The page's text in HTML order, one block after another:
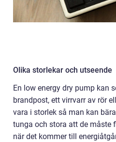
Olika storlekar och utseende
En low energy dry pump kan
brandpost, ett virrvarr av rör
vara i storlek så man kan
tunga och stora att de måste
när det kommer till